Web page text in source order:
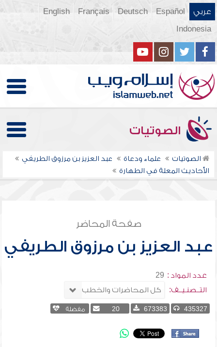
عربي Español
Deutsch
Français
English
Indonesia
الصوتيات
الصوتيات علماء ودعاة
عبد العزيز بن مرزوق الطريفي
الأحاديث المعلة في الطهارة
صفحة المحاضر
عبد العزيز بن مرزوق الطريفي
عدد المواد : 29
التــصنـيــف:
435327
673383
20 مفضلة